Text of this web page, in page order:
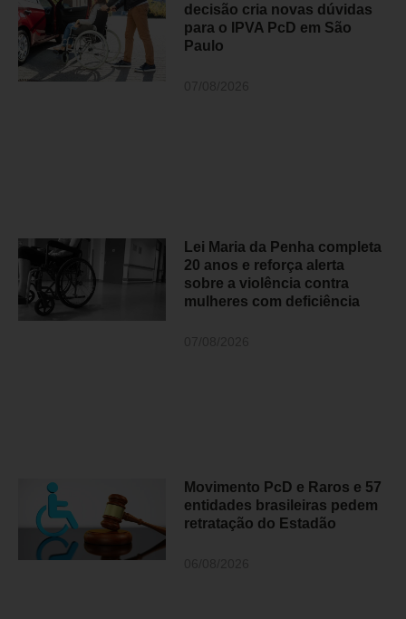
decisão cria novas dúvidas
para o IPVA PcD em São
Paulo
Lei Maria da Penha completa
20 anos e reforça alerta
sobre a violência contra
mulheres com deficiência
Movimento PcD e Raros e 57
entidades brasileiras pedem
retratação do Estadão